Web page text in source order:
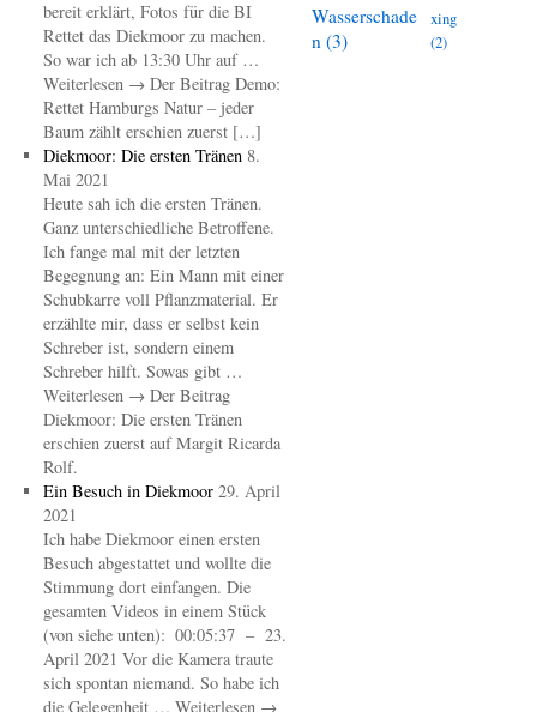
bereit erklärt, Fotos für die BI
Rettet das Diekmoor zu machen.
So war ich ab 13:30 Uhr auf …
Weiterlesen → Der Beitrag Demo:
Rettet Hamburgs Natur – jeder
Baum zählt erschien zuerst […]
Diekmoor: Die ersten Tränen 8.
Mai 2021
Heute sah ich die ersten Tränen.
Ganz unterschiedliche Betroffene.
Ich fange mal mit der letzten
Begegnung an: Ein Mann mit einer
Schubkarre voll Pflanzmaterial. Er
erzählte mir, dass er selbst kein
Schreber ist, sondern einem
Schreber hilft. Sowas gibt …
Weiterlesen → Der Beitrag
Diekmoor: Die ersten Tränen
erschien zuerst auf Margit Ricarda
Rolf.
Ein Besuch in Diekmoor 29. April
2021
Ich habe Diekmoor einen ersten
Besuch abgestattet und wollte die
Stimmung dort einfangen. Die
gesamten Videos in einem Stück
(von siehe unten): 00:05:37 – 23.
April 2021 Vor die Kamera traute
sich spontan niemand. So habe ich
die Gelegenheit … Weiterlesen →
Wasserschade
n (3)
xing
(2)